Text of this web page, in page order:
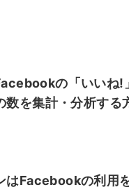
の「いいね!
数を集計・分析する
はFacebookの利用